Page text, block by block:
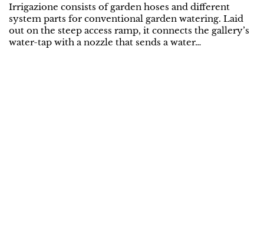
Irrigazione consists of garden hoses and different
system parts for conventional garden watering. Laid
out on the steep access ramp, it connects the gallery’s
water-tap with a nozzle that sends a water…